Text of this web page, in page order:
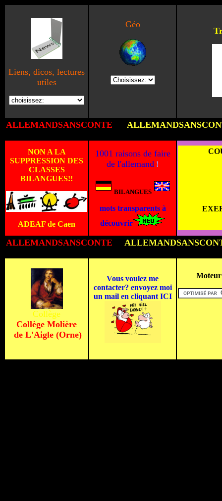
Liens, dicos, lectures
utiles
Géo
ALLEMANDSANSCONTE ALLEMAND
NON A LA
SUPPRESSION DES
CLASSES
BILANGUES!!
ADEAF de Caen
1001 raisons de faire
de l'allemand !
BILANGUES
mots transparents à
découvrir
ALLEMANDSANSCONTE ALLEMAND
Collège
Collège Molière
de L'Aigle (Orne)
Vous voulez me
contacter? envoyez moi
un mail en cliquant ICI
Moteur